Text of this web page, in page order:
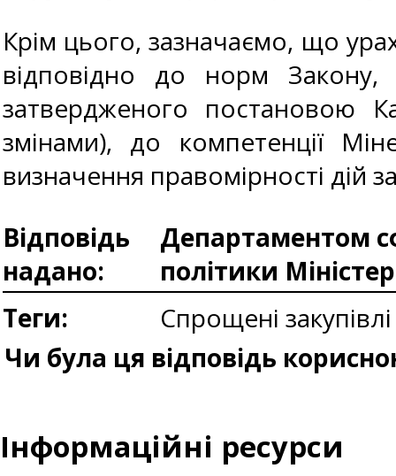
Крім цього, зазначаємо, що
відповідно до норм
затвердженого постановою
змінами), до компетенції
визначення правомірності дій
Відповідь
надано:
Департаментом
політики
Теги:
Спрощені закупівлі
Чи була ця відповідь
Інформаційні ресурси